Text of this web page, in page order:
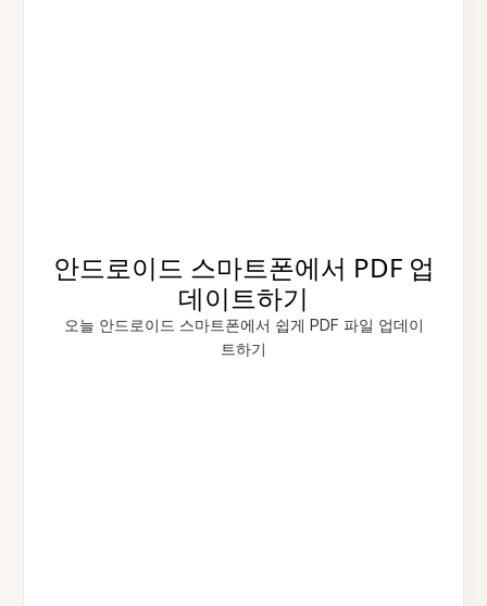
안드로이드 스마트폰에서 PDF 업
데이트하기
오늘 안드로이드 스마트폰에서 쉽게 PDF 파일 업데이
트하기